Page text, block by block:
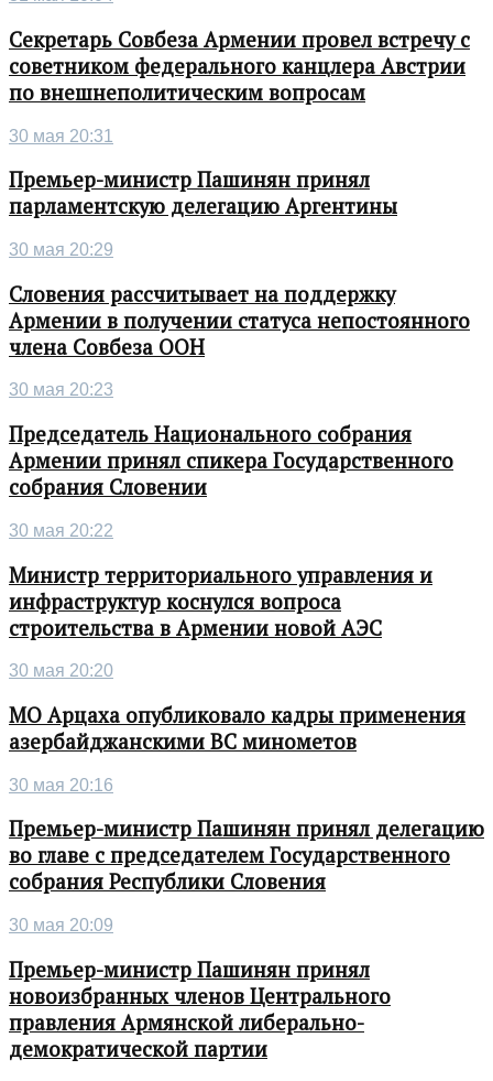
Секретарь Совбеза Армении провел встречу с
советником федерального канцлера Австрии
по внешнеполитическим вопросам
30 мая 20:31
Премьер-министр Пашинян принял
парламентскую делегацию Аргентины
30 мая 20:29
Словения рассчитывает на поддержку
Армении в получении статуса непостоянного
члена Совбеза ООН
30 мая 20:23
Председатель Национального собрания
Армении принял спикера Государственного
собрания Словении
30 мая 20:22
Министр территориального управления и
инфраструктур коснулся вопроса
строительства в Армении новой АЭС
30 мая 20:20
МО Арцаха опубликовало кадры применения
азербайджанскими ВС минометов
30 мая 20:16
Премьер-министр Пашинян принял делегацию
во главе с председателем Государственного
собрания Республики Словения
30 мая 20:09
Премьер-министр Пашинян принял
новоизбранных членов Центрального
правления Армянской либерально-
демократической партии